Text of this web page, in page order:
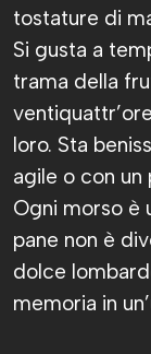
tostature di
Si gusta a
trama della
loro. Sta
agile o con un
Ogni morso è
pane non è
dolce
memoria in